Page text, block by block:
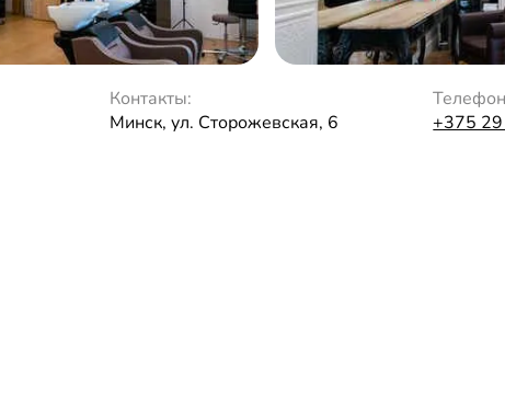
Контакты:
Минск, ул. Сторожевская, 6
+375